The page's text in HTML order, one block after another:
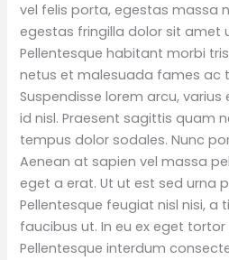
vel felis porta, egestas massa
egestas fringilla dolor sit amet
Pellentesque habitant morbi
netus et malesuada fames ac
Suspendisse lorem arcu,
id nisl. Praesent sagittis quam
tempus dolor sodales. Nunc
Aenean at sapien vel massa
eget a erat. Ut ut est sed urna
Pellentesque feugiat nisl nisi, a
faucibus ut. In eu ex eget
Pellentesque interdum